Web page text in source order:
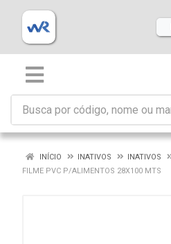
INÍCIO INATIVOS
INATIVOS
FILME PVC P/ALIMENTOS 28X100 MTS